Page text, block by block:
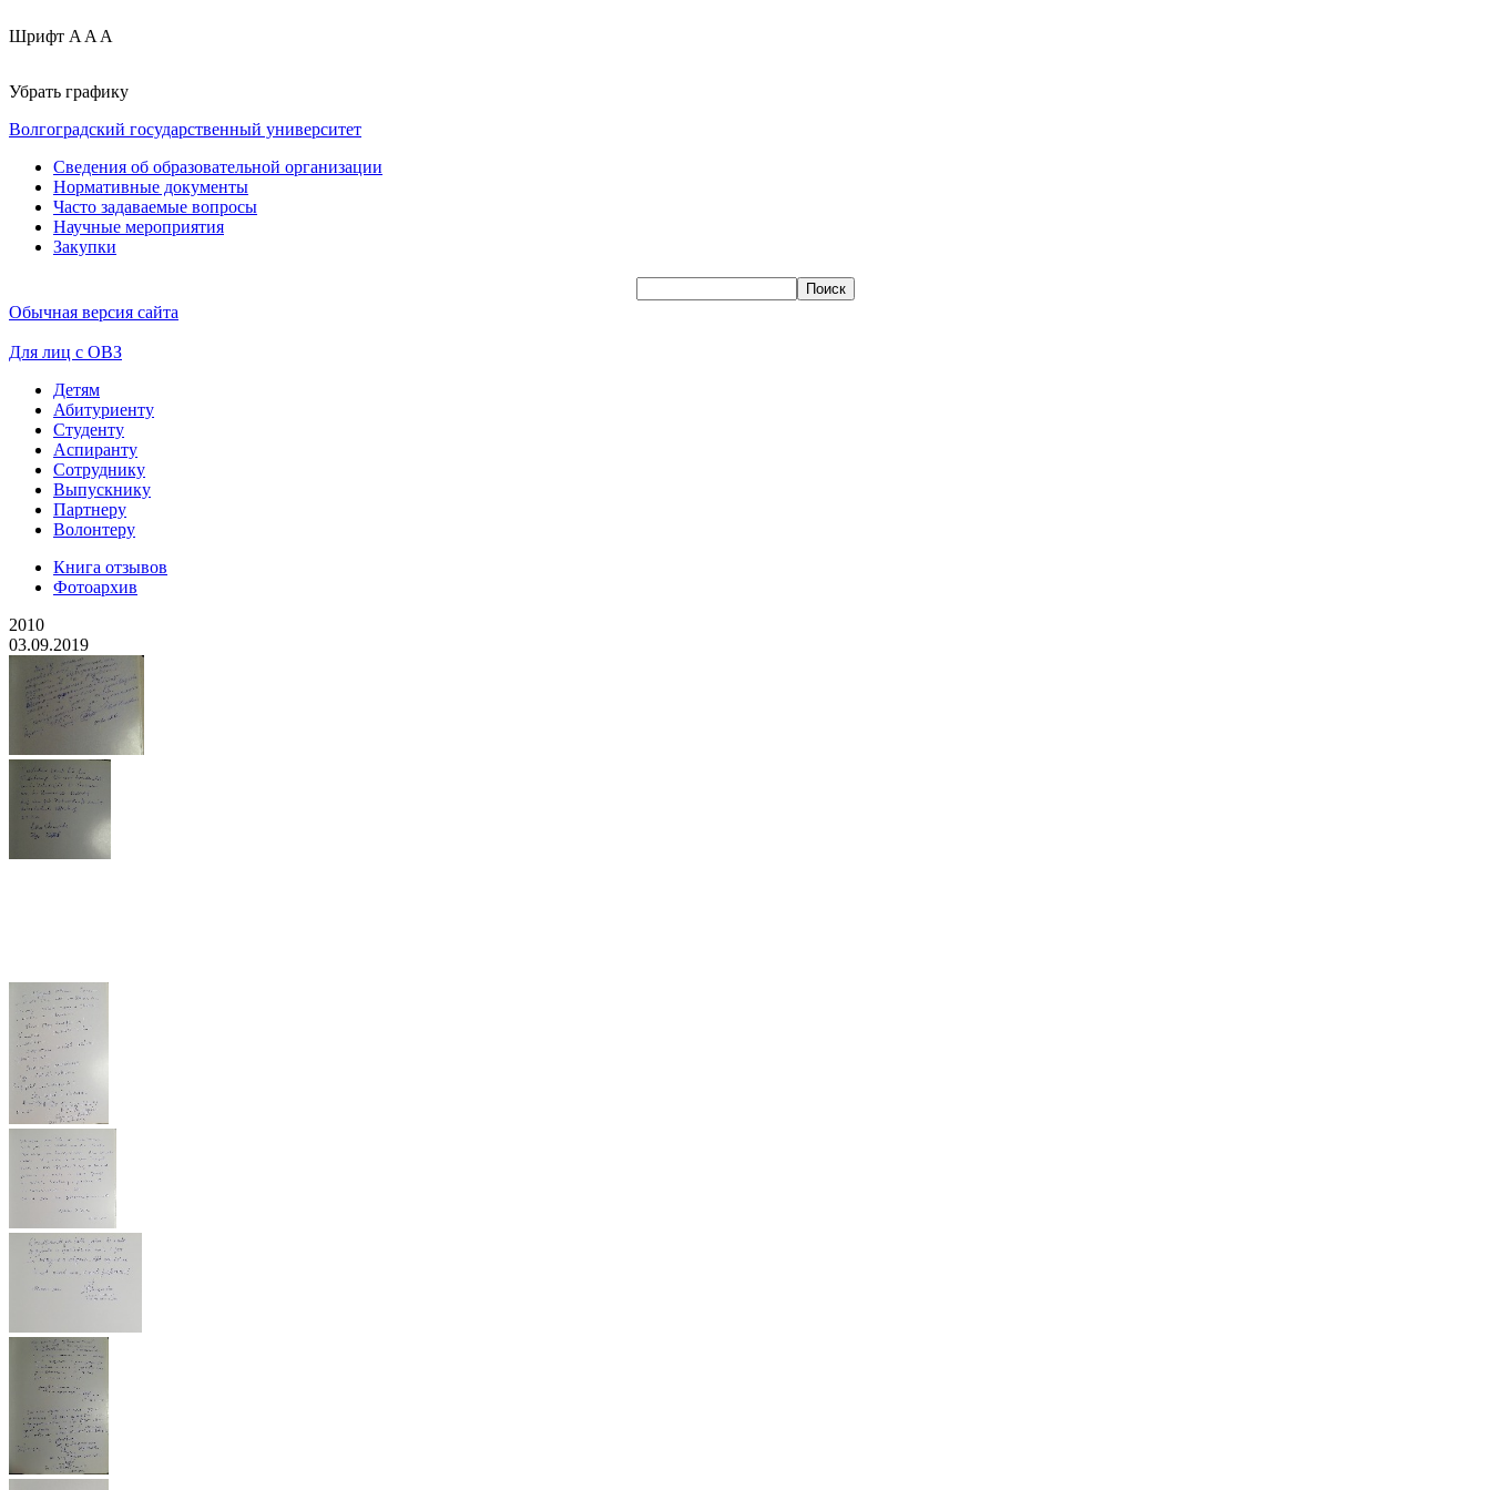
Шрифт A A A
Убрать графику
Волгоградский государственный университет
Сведения об образовательной организации
Нормативные документы
Часто задаваемые вопросы
Научные мероприятия
Закупки
Обычная версия сайта
Для лиц с ОВЗ
Детям
Абитуриенту
Студенту
Аспиранту
Сотруднику
Выпускнику
Партнеру
Волонтеру
Книга отзывов
Фотоархив
2010
03.09.2019